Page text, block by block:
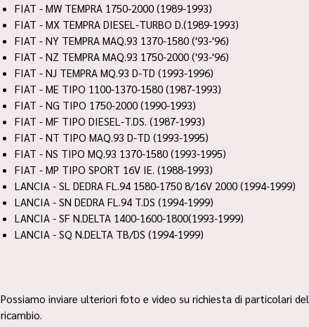
FIAT - MW TEMPRA 1750-2000 (1989-1993)
FIAT - MX TEMPRA DIESEL-TURBO D.(1989-1993)
FIAT - NY TEMPRA MAQ.93 1370-1580 ('93-'96)
FIAT - NZ TEMPRA MAQ.93 1750-2000 ('93-'96)
FIAT - NJ TEMPRA MQ.93 D-TD (1993-1996)
FIAT - ME TIPO 1100-1370-1580 (1987-1993)
FIAT - NG TIPO 1750-2000 (1990-1993)
FIAT - MF TIPO DIESEL-T.DS. (1987-1993)
FIAT - NT TIPO MAQ.93 D-TD (1993-1995)
FIAT - NS TIPO MQ.93 1370-1580 (1993-1995)
FIAT - MP TIPO SPORT 16V IE. (1988-1993)
LANCIA - SL DEDRA FL.94 1580-1750 8/16V 2000 (1994-1999)
LANCIA - SN DEDRA FL.94 T.DS (1994-1999)
LANCIA - SF N.DELTA 1400-1600-1800(1993-1999)
LANCIA - SQ N.DELTA TB/DS (1994-1999)
Possiamo inviare ulteriori foto e video su richiesta di particolari del
ricambio.